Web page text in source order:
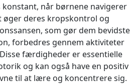
når børnene navigerer
øger deres kropskontrol og
som gør dem bevidste
forbedres gennem aktiviteter
færdigheder er essentielle
og kan også have en positiv
til at lære og koncentrere sig.